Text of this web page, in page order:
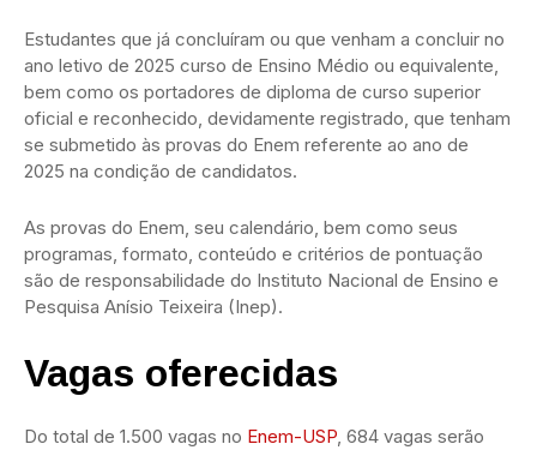
Estudantes que já concluíram ou que venham a concluir no
ano letivo de 2025 curso de Ensino Médio ou equivalente,
bem como os portadores de diploma de curso superior
oficial e reconhecido, devidamente registrado, que tenham
se submetido às provas do Enem referente ao ano de
2025 na condição de candidatos.
As provas do Enem, seu calendário, bem como seus
programas, formato, conteúdo e critérios de pontuação
são de responsabilidade do Instituto Nacional de Ensino e
Pesquisa Anísio Teixeira (Inep).
Vagas oferecidas
Do total de 1.500 vagas no Enem-USP, 684 vagas serão